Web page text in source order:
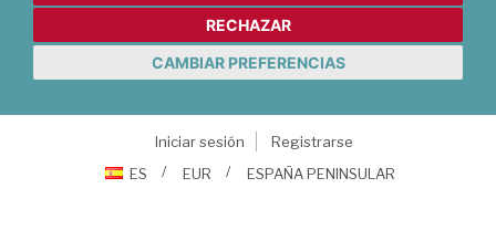
RECHAZAR
CAMBIAR PREFERENCIAS
Iniciar sesión
Registrarse
ES
EUR ESPAÑA PENINSULAR